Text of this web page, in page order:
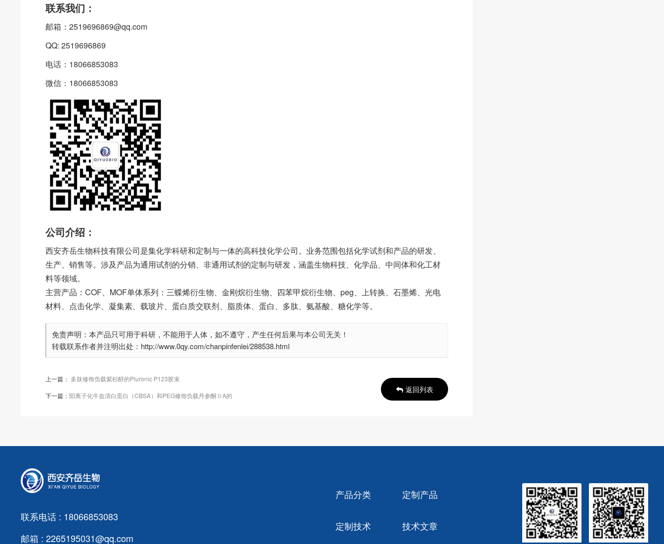
联系我们：
邮箱：2519696869@qq.com
QQ: 2519696869
电话：18066853083
微信：18066853083
公司介绍：
西安齐岳生物科技有限公司是集化学科研和定制与一体的高科技化学公司。业务范围包括化学试剂和产品的研发、
生产、销售等。涉及产品为通用试剂的分销、非通用试剂的定制与研发，涵盖生物科技、化学品、中间体和化工材
料等领域。
主营产品：COF、MOF单体系列：三蝶烯衍生物、金刚烷衍生物、四苯甲烷衍生物、peg、上转换、石墨烯、光电
材料、点击化学、凝集素、载玻片、蛋白质交联剂、脂质体、蛋白、多肽、氨基酸、糖化学等。
免责声明：本产品只可用于科研，不能用于人体，如不遵守，产生任何后果与本公司无关！
转载联系作者并注明出处：http://www.0qy.com/chanpinfenlei/288538.html
上一篇： 多肽修饰负载紫杉醇的Pluronic P123胶束
下一篇： 阳离子化牛血清白蛋白（CBSA）和PEG修饰负载丹参酮ⅡA的
返回列表
联系电话 : 18066853083
邮箱 : 2265195031@qq.com
产品分类 定制产品
定制技术 技术文章